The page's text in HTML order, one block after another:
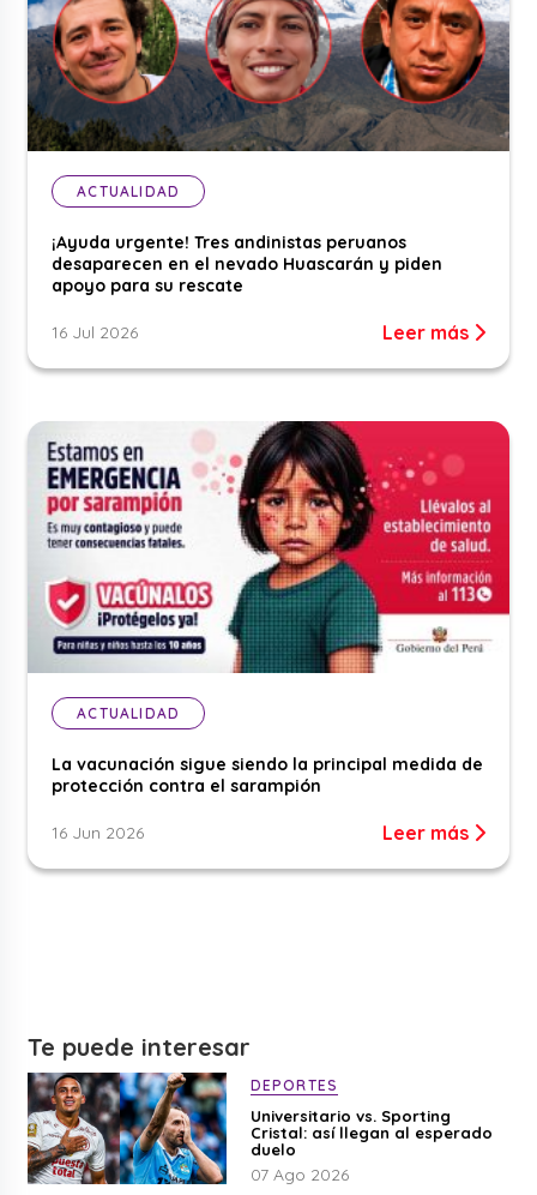
ACTUALIDAD
¡Ayuda urgente! Tres andinistas peruanos
desaparecen en el nevado Huascarán y piden
apoyo para su rescate
16 Jul 2026 Leer más
ACTUALIDAD
La vacunación sigue siendo la principal medida de
protección contra el sarampión
16 Jun 2026 Leer más
Te puede interesar
DEPORTES
Universitario vs. Sporting
Cristal: así llegan al esperado
duelo
07 Ago 2026